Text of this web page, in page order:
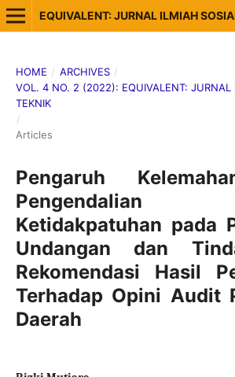
EQUIVALENT: JURNAL ILMIAH
HOME / ARCHIVES /
VOL. 4 NO. 2 (2022): EQUIVALENT: JURNAL
TEKNIK
/
Articles
Pengaruh
Pengendalian
Ketidakpatuhan pada
Undangan dan
Rekomendasi Hasil
Terhadap Opini Audit
Daerah